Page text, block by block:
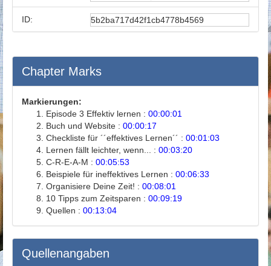
ID:
Chapter Marks
Markierungen:
Episode 3 Effektiv lernen : 00:00:01
Buch und Website : 00:00:17
Checkliste für ´´effektives Lernen´´ : 00:01:03
Lernen fällt leichter, wenn... : 00:03:20
C-R-E-A-M : 00:05:53
Beispiele für ineffektives Lernen : 00:06:33
Organisiere Deine Zeit! : 00:08:01
10 Tipps zum Zeitsparen : 00:09:19
Quellen : 00:13:04
Quellenangaben